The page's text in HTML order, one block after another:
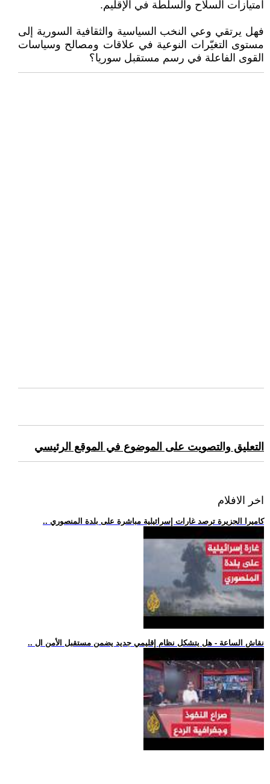
امتيازات السلاح والسلطة في الإقليم.
فهل يرتقي وعي النخب السياسية والثقافية السورية إلى
مستوى التغيّرات النوعية في علاقات ومصالح وسياسات
القوى الفاعلة في رسم مستقبل سوريا؟
التعليق والتصويت على الموضوع في الموقع الرئيسي
اخر الافلام
.. كاميرا الجزيرة ترصد غارات إسرائيلية مباشرة على بلدة المنصوري
.. نقاش الساعة - هل يتشكل نظام إقليمي جديد يضمن مستقبل الأمن ال